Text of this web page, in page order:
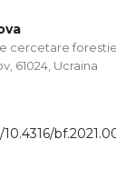
cercetare
61024, Ucraina